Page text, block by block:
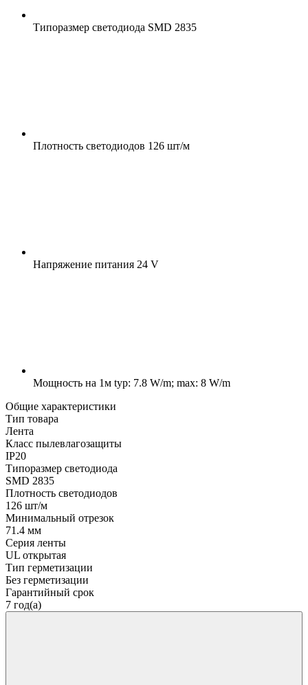
Типоразмер светодиода SMD 2835
Плотность светодиодов 126 шт/м
Напряжение питания 24 V
Мощность на 1м typ: 7.8 W/m; max: 8 W/m
Общие характеристики
Тип товара
Лента
Класс пылевлагозащиты
IP20
Типоразмер светодиода
SMD 2835
Плотность светодиодов
126 шт/м
Минимальный отрезок
71.4 мм
Серия ленты
UL открытая
Тип герметизации
Без герметизации
Гарантийный срок
7 год(а)